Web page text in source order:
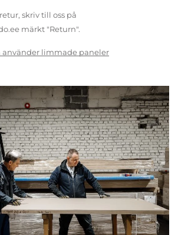
skriv till oss på
märkt "Return".
limmade paneler